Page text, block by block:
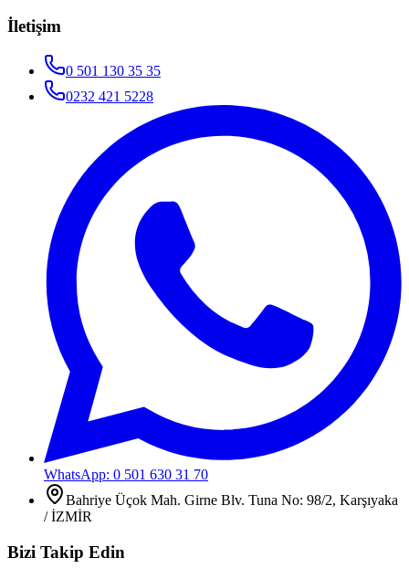
İletişim
0 501 130 35 35
0232 421 5228
WhatsApp: 0 501 630 31 70
Bahriye Üçok Mah. Girne Blv. Tuna No: 98/2, Karşıyaka
/ İZMİR
Bizi Takip Edin